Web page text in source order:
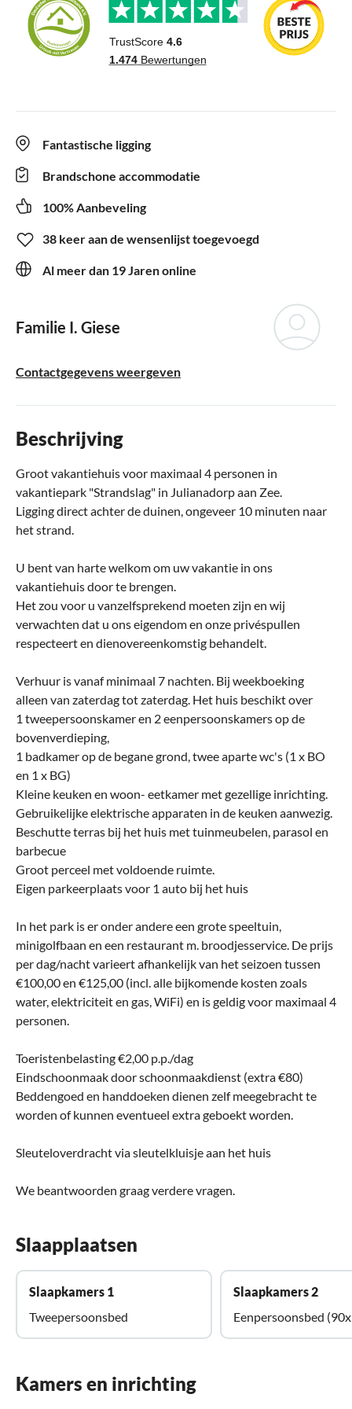
Fantastische ligging
Brandschone accommodatie
100% Aanbeveling
38 keer aan de wensenlijst toegevoegd
Al meer dan 19 Jaren online
Familie I. Giese
Contactgegevens weergeven
Beschrijving
Groot vakantiehuis voor maximaal 4 personen in
vakantiepark "Strandslag" in Julianadorp aan Zee.
Ligging direct achter de duinen, ongeveer 10 minuten naar
het strand.
U bent van harte welkom om uw vakantie in ons
vakantiehuis door te brengen.
Het zou voor u vanzelfsprekend moeten zijn en wij
verwachten dat u ons eigendom en onze privéspullen
respecteert en dienovereenkomstig behandelt.
Verhuur is vanaf minimaal 7 nachten. Bij weekboeking
alleen van zaterdag tot zaterdag. Het huis beschikt over
1 tweepersoonskamer en 2 eenpersoonskamers op de
bovenverdieping,
1 badkamer op de begane grond, twee aparte wc's (1 x BO
en 1 x BG)
Kleine keuken en woon- eetkamer met gezellige inrichting.
Gebruikelijke elektrische apparaten in de keuken aanwezig.
Beschutte terras bij het huis met tuinmeubelen, parasol en
barbecue
Groot perceel met voldoende ruimte.
Eigen parkeerplaats voor 1 auto bij het huis
In het park is er onder andere een grote speeltuin,
minigolfbaan en een restaurant m. broodjesservice. De prijs
per dag/nacht varieert afhankelijk van het seizoen tussen
€100,00 en €125,00 (incl. alle bijkomende kosten zoals
water, elektriciteit en gas, WiFi) en is geldig voor maximaal 4
personen.
Toeristenbelasting €2,00 p.p./dag
Eindschoonmaak door schoonmaakdienst (extra €80)
Beddengoed en handdoeken dienen zelf meegebracht te
worden of kunnen eventueel extra geboekt worden.
Sleuteloverdracht via sleutelkluisje aan het huis
We beantwoorden graag verdere vragen.
Slaapplaatsen
Slaapkamers 1
Tweepersoonsbed
Slaapkamers 2
Eenpersoonsbed
Kamers en inrichting